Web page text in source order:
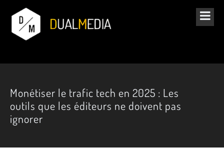
Monétiser le trafic tech en 2025 : Les
outils que les éditeurs ne doivent pas
ignorer